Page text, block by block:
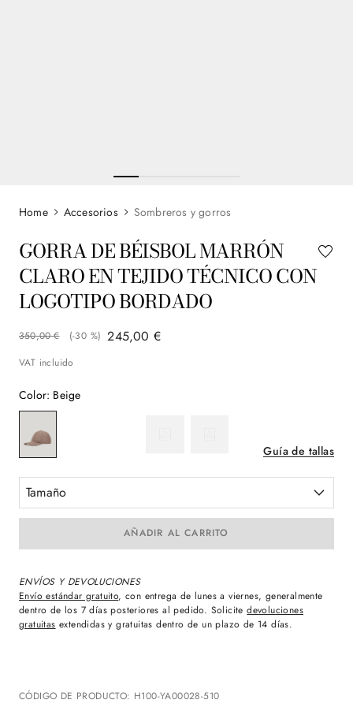
Accesorios Sombreros y gorros
GORRA DE BÉISBOL MARRÓN
CLARO EN TEJIDO TÉCNICO CON
LOGOTIPO BORDADO
350,00 € (-30 %) 245,00 €
VAT incluido
Color: Beige
Guía de tallas
Tamaño
AÑADIR AL CARRITO
ENVÍOS Y DEVOLUCIONES
Envío estándar gratuito, con entrega de lunes a viernes, generalmente
dentro de los 7 días posteriores al pedido. Solicitedevoluciones
gratuitas extendidas y gratuitas dentro de un plazo de 14 días.
CÓDIGO DE PRODUCTO: H100-YA00028-510